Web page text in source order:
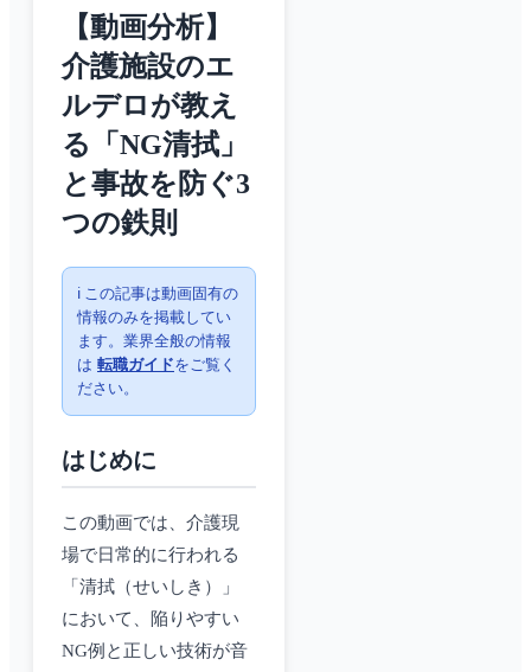
【動画分析】
介護施設のエ
ルデロが教え
る「NG清拭」
と事故を防ぐ3
つの鉄則
ℹ️ この記事は動画固有の
情報のみを掲載してい
ます。業界全般の情報
は 転職ガイドをご覧く
ださい。
はじめに
この動画では、介護現
場で日常的に行われる
「清拭（せいしき）」
において、陥りやすい
NG例と正しい技術が音